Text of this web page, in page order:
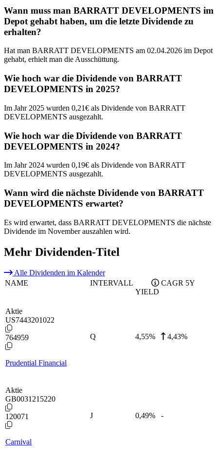
Wann muss man BARRATT DEVELOPMENTS im
Depot gehabt haben, um die letzte Dividende zu
erhalten?
Hat man BARRATT DEVELOPMENTS am 02.04.2026 im Depot
gehabt, erhielt man die Ausschüttung.
Wie hoch war die Dividende von BARRATT
DEVELOPMENTS in 2025?
Im Jahr 2025 wurden 0,21€ als Dividende von BARRATT
DEVELOPMENTS ausgezahlt.
Wie hoch war die Dividende von BARRATT
DEVELOPMENTS in 2024?
Im Jahr 2024 wurden 0,19€ als Dividende von BARRATT
DEVELOPMENTS ausgezahlt.
Wann wird die nächste Dividende von BARRATT
DEVELOPMENTS erwartet?
Es wird erwartet, dass BARRATT DEVELOPMENTS die nächste
Dividende im November auszahlen wird.
Mehr Dividenden-Titel
Alle Dividenden im Kalender
NAME
INTERVALL
YIELD
CAGR 5Y
Aktie
US7443201022
764959
Prudential Financial
Q 4,55% 4,43%
Aktie
GB0031215220
120071
Carnival
J 0,49% -